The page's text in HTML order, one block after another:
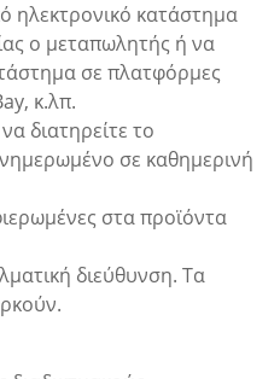
ηλεκτρονικό κατάστημα
ο μεταπωλητής ή να
σε πλατφόρμες
κ.λπ.
διατηρείτε το
σε καθημερινή
στα προϊόντα
διεύθυνση. Τα